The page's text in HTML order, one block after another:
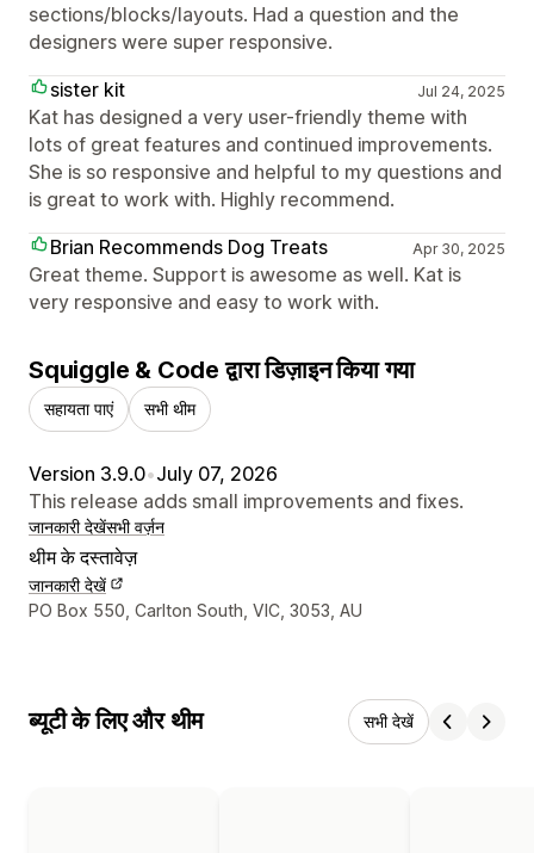
sections/blocks/layouts. Had a question and the
designers were super responsive.
sister kit
Jul 24, 2025
Kat has designed a very user-friendly theme with
lots of great features and continued improvements.
She is so responsive and helpful to my questions and
is great to work with. Highly recommend.
Brian Recommends Dog Treats
Apr 30, 2025
Great theme. Support is awesome as well. Kat is
very responsive and easy to work with.
Squiggle & Code द्वारा डिज़ाइन किया गया
सहायता पाएं सभी थीम
Version 3.9.0•July 07, 2026
This release adds small improvements and fixes.
जानकारी देखेंसभी वर्ज़न
थीम के दस्तावेज़
जानकारी देखें
डिज़ाइनर के संपर्क की जानकारी
PO Box 550, Carlton South, VIC, 3053, AU
ब्यूटी के लिए और थीम सभी देखें